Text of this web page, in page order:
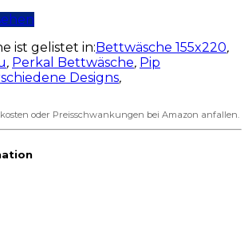
ist gelistet in:Bettwäsche 155x220,
, Perkal Bettwäsche, Pip
Designs,
oder Preisschwankungen bei Amazon anfallen.